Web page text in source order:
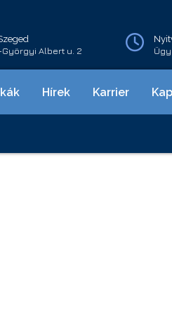
Albert u. 2
Hírek Karrier